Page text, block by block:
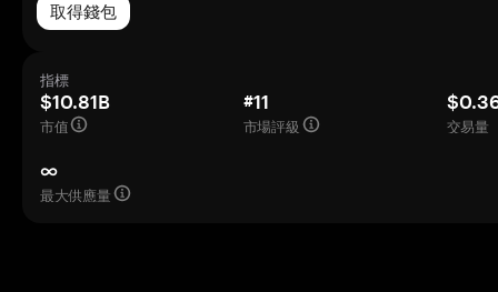
取得錢包
指標
$10.81B
市值
#11
市場評級
交易量
∞
最大供應量